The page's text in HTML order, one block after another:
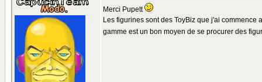
Merci Pupett
Les figurines sont des ToyBiz que j'ai
gamme est un bon moyen de se procurer des